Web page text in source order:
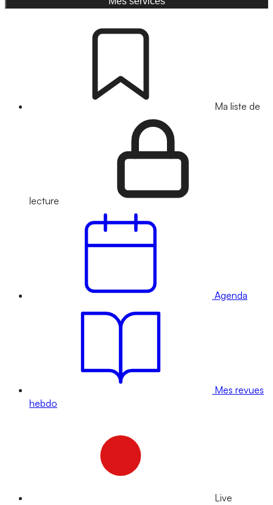
Ma liste de
lecture
Agenda
Mes revues
hebdo
Live